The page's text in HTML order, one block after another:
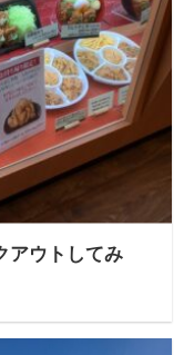
アウトしてみ